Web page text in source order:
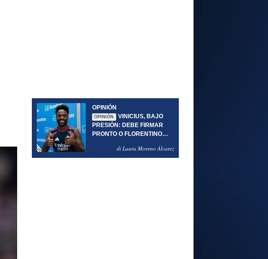
OPINIÓN
OPINIÓN
VINICIUS, BAJO
PRESIÓN: DEBE FIRMAR
PRONTO O FLORENTINO
di Laura Moreno Álvarez